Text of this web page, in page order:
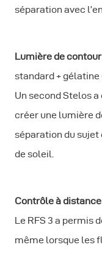
séparation avec
Lumière de contour
standard + gélatine
Un second Stelos
créer une lumière
séparation du sujet
de soleil.
Contrôle à distance
Le RFS 3 a permis
même lorsque les